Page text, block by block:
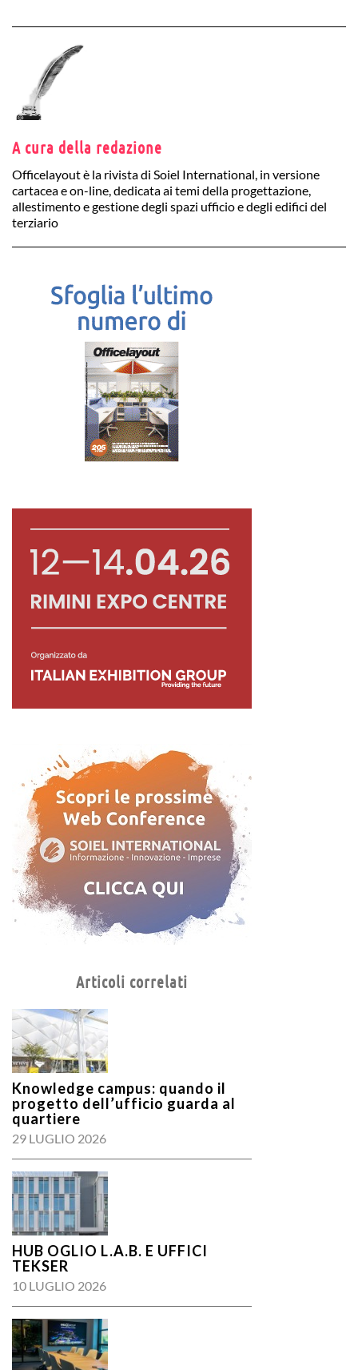
A cura della redazione
Officelayout è la rivista di Soiel International, in versione
cartacea e on-line, dedicata ai temi della progettazione,
allestimento e gestione degli spazi ufficio e degli edifici del
terziario
Articoli correlati
Knowledge campus: quando il
progetto dell’ufficio guarda al
quartiere
29 LUGLIO 2026
HUB OGLIO L.A.B. E UFFICI
TEKSER
10 LUGLIO 2026